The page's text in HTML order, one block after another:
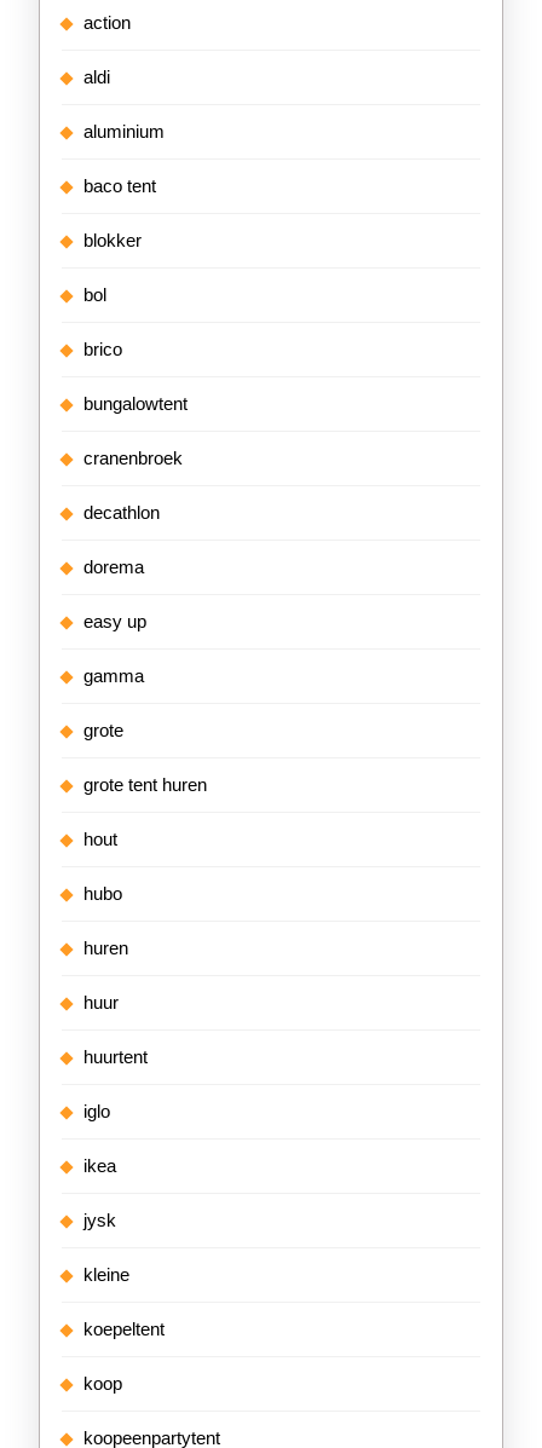
action
aldi
aluminium
baco tent
blokker
bol
brico
bungalowtent
cranenbroek
decathlon
dorema
easy up
gamma
grote
grote tent huren
hout
hubo
huren
huur
huurtent
iglo
ikea
jysk
kleine
koepeltent
koop
koopeenpartytent